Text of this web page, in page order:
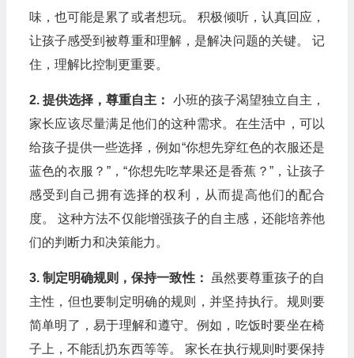
味，也可能是累了或者想玩。 积极倾听，认真回应，
让孩子感受到被尊重和理解，是解决问题的关键。 记
住，理解比控制更重要。
2. 提供选择，尊重自主：
小班的孩子渴望独立自主，
家长应该尽量满足他们的这种需求。在生活中，可以
给孩子提供一些选择，例如“你想先穿红色的衣服还是
蓝色的衣服？”，“你想先吃苹果还是香蕉？”，让孩子
感受到自己拥有选择的权利，从而提高他们的配合
度。 这种方法不仅能增强孩子的自主感，还能培养他
们的判断力和决策能力。
3. 制定明确规则，保持一致性：
虽然要尊重孩子的自
主性，但也要制定明确的规则，并坚持执行。规则要
简单明了，易于理解和遵守。例如，吃饭时要坐在椅
子上，不能乱扔东西等等。 家长在执行规则时要保持